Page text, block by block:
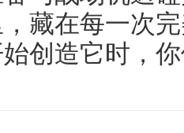
藏在每一次
创造它时，